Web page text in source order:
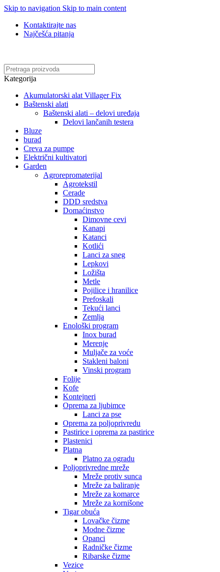
Skip to navigation Skip to main content
Kontaktirajte nas
Najčešća pitanja
Kategorija
Akumulatorski alat Villager Fix
Baštenski alati
Baštenski alati – delovi uređaja
Delovi lančanih testera
Bluze
burad
Creva za pumpe
Električni kultivatori
Garden
Agrorepromaterijal
Agrotekstil
Cerade
DDD sredstva
Domaćinstvo
Dimovne cevi
Kanapi
Katanci
Kotlići
Lanci za sneg
Lepkovi
Ložišta
Metle
Pojilice i hranilice
Prefoskali
Tekući lanci
Zemlja
Enološki program
Inox burad
Merenje
Muljače za voće
Stakleni baloni
Vinski program
Folije
Kofe
Kontejneri
Oprema za ljubimce
Lanci za pse
Oprema za poljoprivredu
Pastirice i oprema za pastirice
Plastenici
Platna
Platno za ogradu
Poljoprivredne mreže
Mreže protiv sunca
Mreže za baliranje
Mreže za komarce
Mreže za kornišone
Tigar obuća
Lovačke čizme
Modne čizme
Opanci
Radničke čizme
Ribarske čizme
Vezice